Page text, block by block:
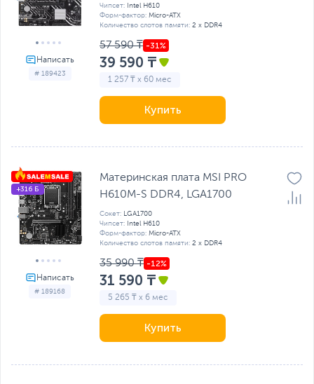
# 189423
Чипсет: Intel H610
Форм-фактор: Micro-ATX
Количество слотов памяти: 2 x DDR4
57 590 ₸
39 590 ₸
1 257 ₸ x 60 мес
Купить
# 189168
+316 Б
Материнская плата MSI PRO
H610M-S DDR4, LGA1700
Сокет:
LGA1700
Чипсет: Intel H610
Форм-фактор: Micro-ATX
Количество слотов памяти: 2 x DDR4
35 990 ₸
31 590 ₸
5 265 ₸ x 6 мес
Купить